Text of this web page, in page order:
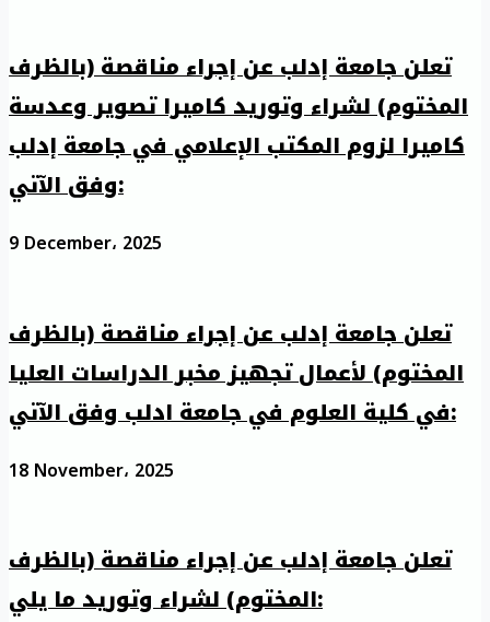
تعلن جامعة إدلب عن إجراء مناقصة (بالظرف
المختوم) لشراء وتوريد كاميرا تصوير وعدسة
كاميرا لزوم المكتب الإعلامي في جامعة إدلب
وفق الآتي:
9 December، 2025
تعلن جامعة إدلب عن إجراء مناقصة (بالظرف
المختوم) لأعمال تجهيز مخبر الدراسات العليا
في كلية العلوم في جامعة ادلب وفق الآتي:
18 November، 2025
تعلن جامعة إدلب عن إجراء مناقصة (بالظرف
المختوم) لشراء وتوريد ما يلي: